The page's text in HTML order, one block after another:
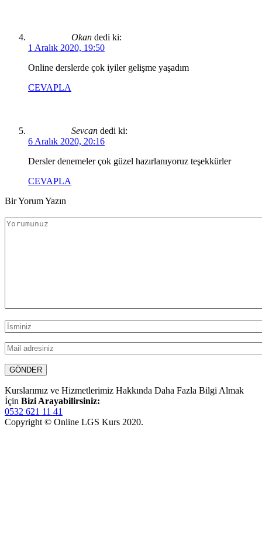
Okan dedi ki:
1 Aralık 2020, 19:50
Online derslerde çok iyiler gelişme yaşadım
CEVAPLA
Sevcan dedi ki:
6 Aralık 2020, 20:16
Dersler denemeler çok güzel hazırlanıyoruz teşekkürler
CEVAPLA
Bir Yorum Yazın
Kurslarımız ve Hizmetlerimiz Hakkında Daha Fazla Bilgi Almak
İçin Bizi Arayabilirsiniz:
0532 621 11 41
Copyright © Online LGS Kurs 2020.